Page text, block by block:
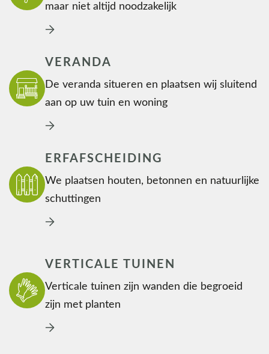
maar niet altijd noodzakelijk
VERANDA
De veranda situeren en plaatsen wij sluitend
aan op uw tuin en woning
ERFAFSCHEIDING
We plaatsen houten, betonnen en natuurlijke
schuttingen
VERTICALE TUINEN
Verticale tuinen zijn wanden die begroeid
zijn met planten